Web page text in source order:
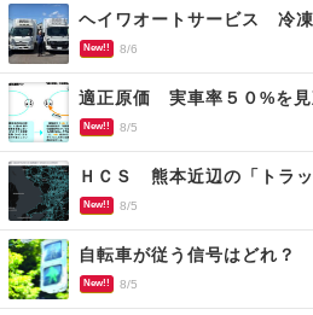
New!! 8/6
New!! 8/5
ＨＣＳ 熊本近辺の「トラ
New!! 8/5
New!! 8/5